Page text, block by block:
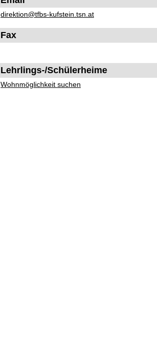
direktion@tfbs-kufstein.tsn.at
Fax
Lehrlings-/Schülerheime
Wohnmöglichkeit suchen